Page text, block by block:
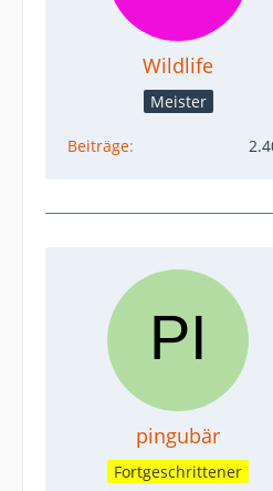
Wildlife
Meister
Beiträge
pingubär
Fortgeschrittener